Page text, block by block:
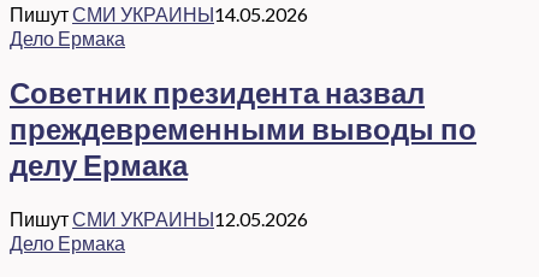
ПишутСМИ УКРАИНЫ14.05.2026
Дело Ермака
Советник президента назвал
преждевременными выводы по
делу Ермака
ПишутСМИ УКРАИНЫ12.05.2026
Дело Ермака